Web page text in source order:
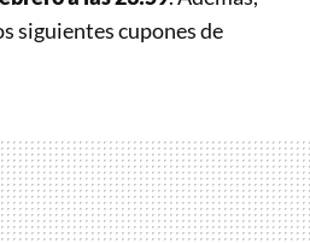
siguientes cupones de